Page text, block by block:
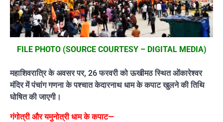
FILE PHOTO (SOURCE COURTESY – DIGITAL MEDIA)
महाशिवरात्रि के अवसर पर, 26 फरवरी को ऊखीमठ स्थित ओंकारेश्वर
मंदिर में पंचांग गणना के पश्चात केदारनाथ धाम के कपाट खुलने की तिथि
घोषित की जाएगी।
गंगोत्री और यमुनोत्री धाम के कपाट—